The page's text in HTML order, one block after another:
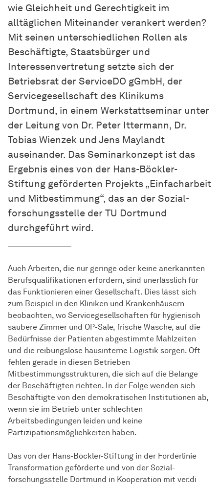
wie Gleichheit und Gerechtigkeit im
alltäglichen Miteinander verankert werden?
Mit seinen unterschiedlichen Rollen als
Beschäftigte, Staatsbürger und
Interessenvertretung setzte sich der
Betriebsrat der ServiceDO gGmbH, der
Servicegesellschaft des Klinikums
Dortmund, in einem Werkstattseminar unter
der Leitung von Dr. Peter Ittermann, Dr.
Tobias Wienzek und Jens Maylandt
auseinander. Das Seminarkonzept ist das
Ergebnis eines von der Hans-Böckler-
Stiftung geförderten Projekts „Einfach­arbeit
und Mitbestimmung“, das an der Sozial­
forschungs­stelle der TU Dortmund
durchgeführt wird.
Auch Arbeiten, die nur geringe oder keine anerkannten
Berufsqualifikationen erfordern, sind unerlässlich für
das Funktionieren einer Gesellschaft. Dies lässt sich
zum Beispiel in den Kliniken und Krankenhäusern
beobachten, wo Servicegesellschaften für hygienisch
saubere Zimmer und OP-Säle, frische Wäsche, auf die
Bedürfnisse der Patienten abgestimmte Mahlzeiten
und die reibungslose hausinterne Logistik sorgen. Oft
fehlen gerade in diesen Betrieben
Mitbestimmungsstrukturen, die sich auf die Belange
der Beschäftigten richten. In der Folge wenden sich
Beschäftigte von den demokratischen Institutionen ab,
wenn sie im Betrieb unter schlechten
Arbeitsbedingungen leiden und keine
Partizipationsmöglichkeiten haben.
Das von der Hans-Böckler-Stiftung in der Förderlinie
Transformation geförderte und von der Sozial­
forschungs­stelle Dortmund in Kooperation mit ver.di